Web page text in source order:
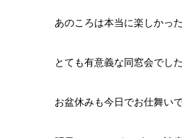
あのころは本当に楽しかっ
とても有意義な同窓会でした
お盆休みも今日でお仕舞いで